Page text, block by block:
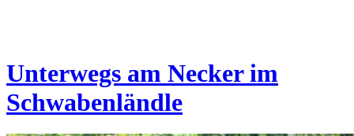
Unterwegs am Necker im
Schwabenländle